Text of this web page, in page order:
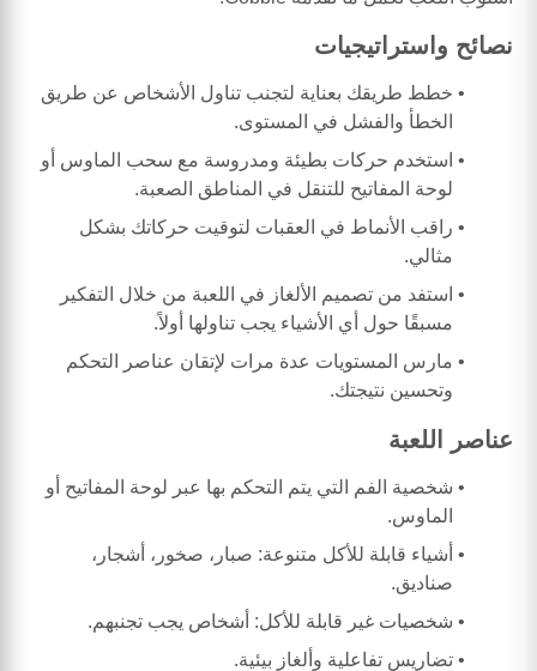
نصائح واستراتيجيات
خطط طريقك بعناية لتجنب تناول الأشخاص عن طريق
الخطأ والفشل في المستوى.
استخدم حركات بطيئة ومدروسة مع سحب الماوس أو
لوحة المفاتيح للتنقل في المناطق الصعبة.
راقب الأنماط في العقبات لتوقيت حركاتك بشكل
مثالي.
استفد من تصميم الألغاز في اللعبة من خلال التفكير
مسبقًا حول أي الأشياء يجب تناولها أولاً.
مارس المستويات عدة مرات لإتقان عناصر التحكم
وتحسين نتيجتك.
عناصر اللعبة
شخصية الفم التي يتم التحكم بها عبر لوحة المفاتيح أو
الماوس.
أشياء قابلة للأكل متنوعة: صبار، صخور، أشجار،
صناديق.
شخصيات غير قابلة للأكل: أشخاص يجب تجنبهم.
تضاريس تفاعلية وألغاز بيئية.